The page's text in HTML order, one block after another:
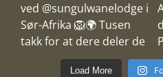
Load More